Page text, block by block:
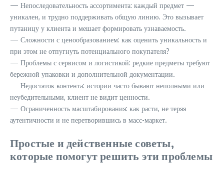
— Непоследовательность ассортимента: каждый предмет —
уникален, и трудно поддерживать общую линию. Это вызывает
путаницу у клиента и мешает формировать узнаваемость.
— Сложности с ценообразованием: как оценить уникальность и
при этом не отпугнуть потенциального покупателя?
— Проблемы с сервисом и логистикой: редкие предметы требуют
бережной упаковки и дополнительной документации.
— Недостаток контента: истории часто бывают неполными или
неубедительными, клиент не видит ценности.
— Ограниченность масштабирования: как расти, не теряя
аутентичности и не перетворившись в масс-маркет.
Простые и действенные советы,
которые помогут решить эти проблемы